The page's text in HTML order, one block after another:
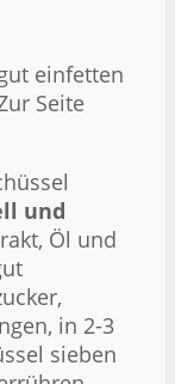
einfetten
Seite
und
Öl und
in 2-3
sieben